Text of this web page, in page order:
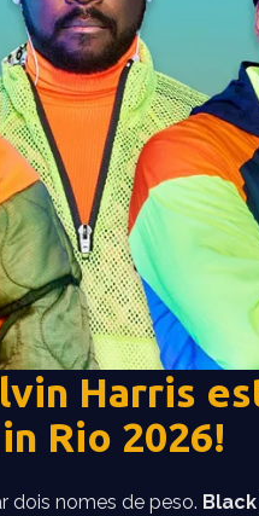
Harris
Rio 2026!
dois nomes de peso.